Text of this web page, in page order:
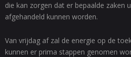
die kan zorgen dat er bepaalde zaken
afgehandeld kunnen worden.
Van vrijdag af zal de energie op de
kunnen er prima stappen genomen